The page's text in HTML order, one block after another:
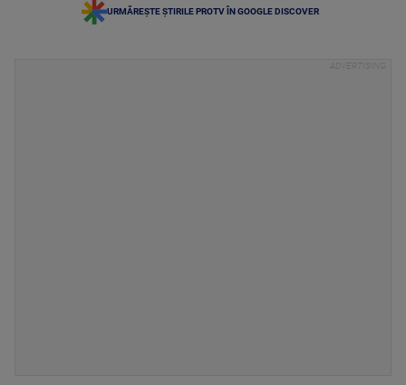
URMĂREȘTE ȘTIRILE PROTV ÎN GOOGLE DISCOVER